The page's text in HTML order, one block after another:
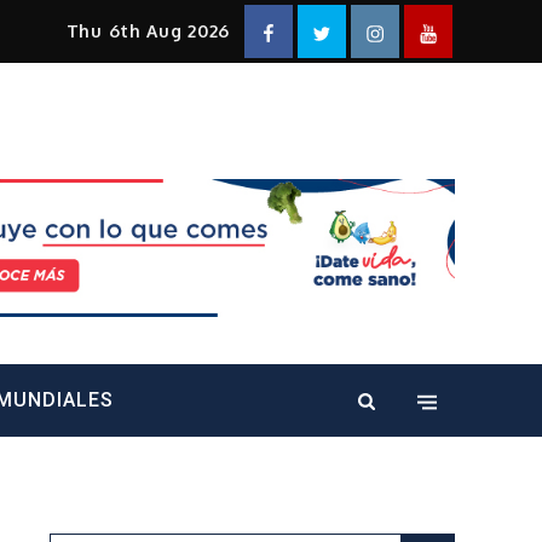
Thu 6th Aug 2026 FacebookTwitterInstagramYouTube